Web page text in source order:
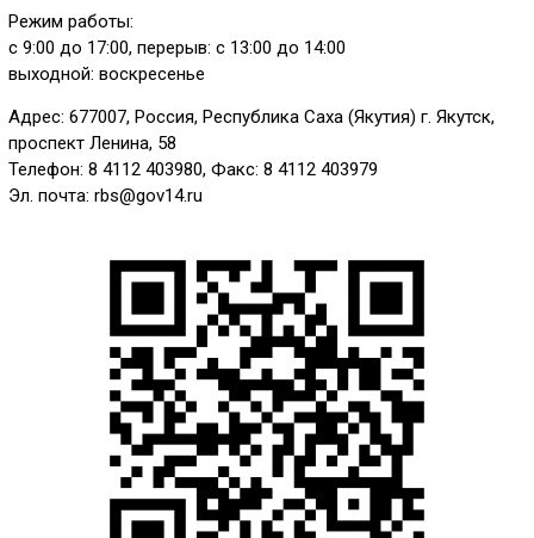
Режим работы:
с 9:00 до 17:00, перерыв: с 13:00 до 14:00
выходной: воскресенье
Адрес: 677007, Россия, Республика Саха (Якутия) г. Якутск,
проспект Ленина, 58
Телефон: 8 4112 403980, Факс: 8 4112 403979
Эл. почта: rbs@gov14.ru